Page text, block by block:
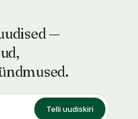
—
Telli uudiskiri